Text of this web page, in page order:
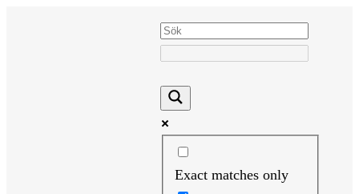
Exact matches only